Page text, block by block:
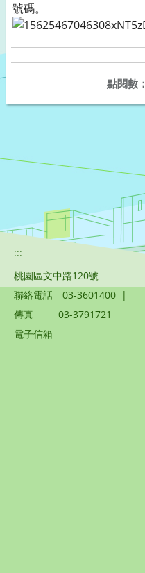
號碼。
點閱數：
:::
桃園區文中路120號
聯絡電話
03-3601400 |
傳真
03-3791721
電子信箱